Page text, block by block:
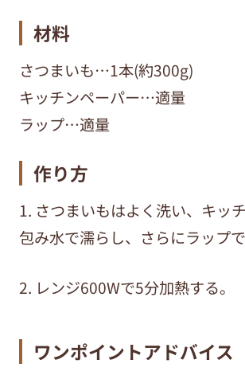
材料
さつまいも…1本(約300g)
キッチンペーパー…適量
ラップ…適量
作り方
1. さつまいもはよく洗い、キッ
包み水で濡らし、さらにラップで
2. レンジ600Wで5分加熱する。
ワンポイントアドバイス